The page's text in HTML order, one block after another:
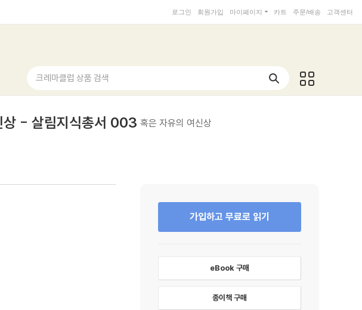
로그인 회원가입 마이페이지 카트 주문/배송 고객센터
크레마클럽 상품 검색
상 - 살림지식총서 003 혹은 자유의 여신상
가입하고 무료로 읽기
eBook 구매
종이책 구매